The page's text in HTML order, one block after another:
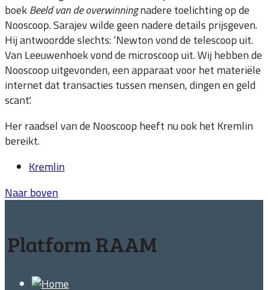
boekBeeld van de overwinningnadere toelichting op de
Nooscoop. Sarajev wilde geen nadere details prijsgeven.
Hij antwoordde slechts: ‘Newton vond de telescoop uit.
Van Leeuwenhoek vond de microscoop uit. Wij hebben de
Nooscoop uitgevonden, een apparaat voor het materiële
internet dat transacties tussen mensen, dingen en geld
scant'.
Her raadsel van de Nooscoop heeft nu ook het Kremlin
bereikt.
Kremlin
Naar boven
Platform RAAM